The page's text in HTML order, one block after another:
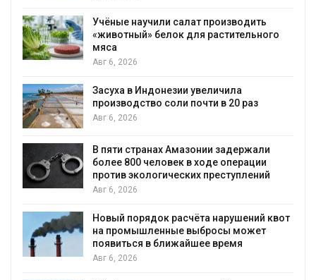
Учёные научили салат производить
«животный» белок для растительного
мяса
Авг 6, 2026
Засуха в Индонезии увеличила
производство соли почти в 20 раз
Авг 6, 2026
В пяти странах Амазонии задержали
более 800 человек в ходе операции
против экологических преступлений
Авг 6, 2026
Новый порядок расчёта нарушений квот
на промышленные выбросы может
появиться в ближайшее время
Авг 6, 2026